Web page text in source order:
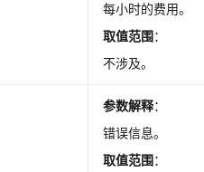
每小时的费用。
取值范围：
不涉及。
参数解释：
错误信息。
取值范围：